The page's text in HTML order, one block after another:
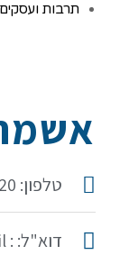
תרבות ועסקים
טלפון: 050-628-9020
דוא"ל: : idit@iditaravit.co.il